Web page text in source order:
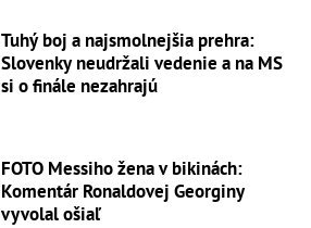
Tuhý boj a najsmolnejšia prehra:
Slovenky neudržali vedenie a na MS
si o finále nezahrajú
FOTO Messiho žena v bikinách:
Komentár Ronaldovej Georginy
vyvolal ošiaľ